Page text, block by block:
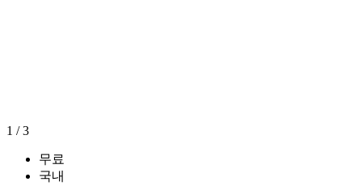
1 /3
무료
국내